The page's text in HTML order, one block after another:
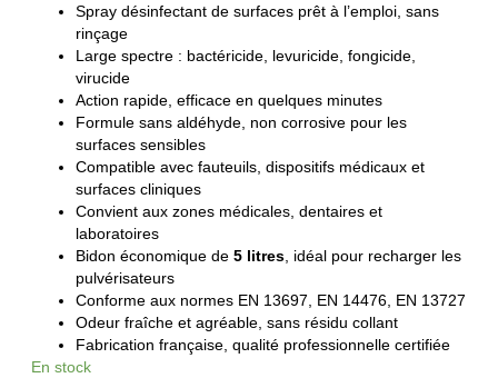
Spray désinfectant de surfaces prêt à l’emploi, sans
rinçage
Large spectre : bactéricide, levuricide, fongicide,
virucide
Action rapide, efficace en quelques minutes
Formule sans aldéhyde, non corrosive pour les
surfaces sensibles
Compatible avec fauteuils, dispositifs médicaux et
surfaces cliniques
Convient aux zones médicales, dentaires et
laboratoires
Bidon économique de 5 litres, idéal pour recharger les
pulvérisateurs
Conforme aux normes EN 13697, EN 14476, EN 13727
Odeur fraîche et agréable, sans résidu collant
Fabrication française, qualité professionnelle certifiée
En stock